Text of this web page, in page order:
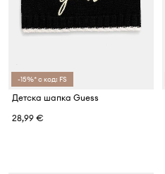
-15%* с код: FS
Детска шапка Guess
28,99 €